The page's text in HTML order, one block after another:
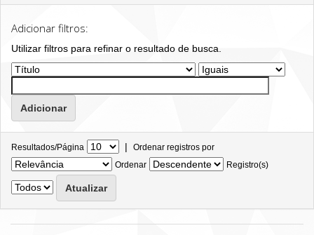
Adicionar filtros:
Utilizar filtros para refinar o resultado de busca.
Resultados/Página | Ordenar registros por
Ordenar
Registro(s)